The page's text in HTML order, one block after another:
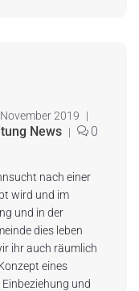
2019 |
News |
0
nach einer
wird und im
und in der
dies leben
ihr auch räumlich
eines
und